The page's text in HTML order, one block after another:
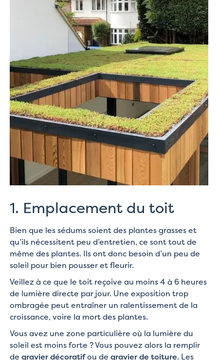
1. Emplacement du toit
Bien que les sédums soient des plantes grasses et
qu’ils nécessitent peu d’entretien, ce sont tout de
même des plantes. Ils ont donc besoin d’un peu de
soleil pour bien pousser et fleurir.
Veillez à ce que le toit reçoive au moins 4 à 6 heures
de lumière directe par jour. Une exposition trop
ombragée peut entraîner un ralentissement de la
croissance, voire la mort des plantes.
Vous avez une zone particulière où la lumière du
soleil est moins forte ? Vous pouvez alors la remplir
de gravier décoratifou de gravier de toiture. Les